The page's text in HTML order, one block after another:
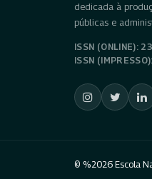
dedicada à
públicas e
ISSN (ONLINE):
ISSN
© %2026 Escola